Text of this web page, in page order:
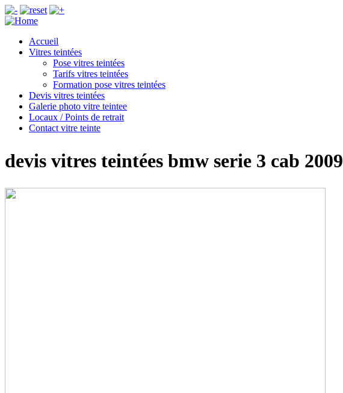
Accueil
Vitres teintées
Pose vitres teintées
Tarifs vitres teintées
Formation pose vitres teintées
Devis vitres teintées
Galerie photo vitre teintee
Locaux / Points de retrait
Contact vitre teinte
devis vitres teintées bmw serie 3 cab 2009